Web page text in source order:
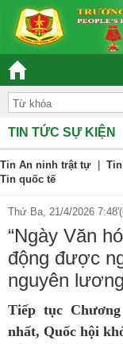
TIN TỨC SỰ KIỆN
Tin An ninh trật tự
Tin quốc tế
Thứ Ba, 21/4/2026
“Ngày Văn
động được
nguyên lương
Tiếp tục
nhất, Quốc hội